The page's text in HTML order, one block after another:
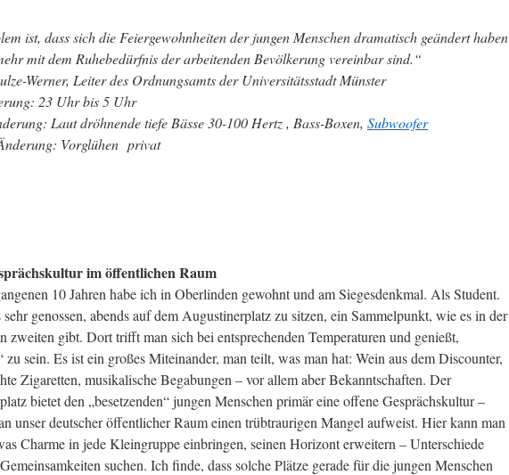
ist, dass sich die Feiergewohnheiten der jungen Menschen dramatisch geändert haben
mit dem Ruhebedürfnis der arbeitenden Bevölkerung vereinbar sind.“
Werner, Leiter des Ordnungsamts der Universitätsstadt Münster
23 Uhr bis 5 Uhr
Laut dröhnende tiefe Bässe 30-100 Hertz , Bass-Boxen, Subwoofer
Vorglühen privat
im öffentlichen Raum
10 Jahren habe ich in Oberlinden gewohnt und am Siegesdenkmal. Als Student.
sehr genossen, abends auf dem Augustinerplatz zu sitzen, ein Sammelpunkt, wie es in der
zweiten gibt. Dort trifft man sich bei entsprechenden Temperaturen und genießt,
zu sein. Es ist ein großes Miteinander, man teilt, was man hat: Wein aus dem Discounter,
Zigaretten, musikalische Begabungen – vor allem aber Bekanntschaften. Der
bietet den „besetzenden“ jungen Menschen primär eine offene Gesprächskultur –
unser deutscher öffentlicher Raum einen trübtraurigen Mangel aufweist. Hier kann man
Charme in jede Kleingruppe einbringen, seinen Horizont erweitern – Unterschiede
suchen. Ich finde, dass solche Plätze gerade für die jungen Menschen